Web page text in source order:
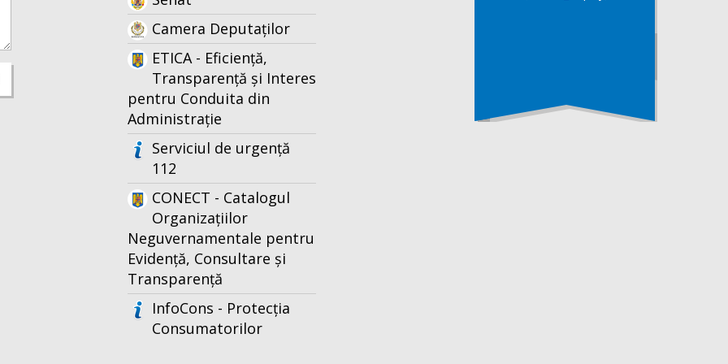
Camera Deputaților
ETICA - Eficiență,
Transparență și Interes
pentru Conduita din
Administrație
Serviciul de urgență
112
CONECT - Catalogul
Organizațiilor
Neguvernamentale pentru
Evidență, Consultare și
Transparență
InfoCons - Protecția
Consumatorilor